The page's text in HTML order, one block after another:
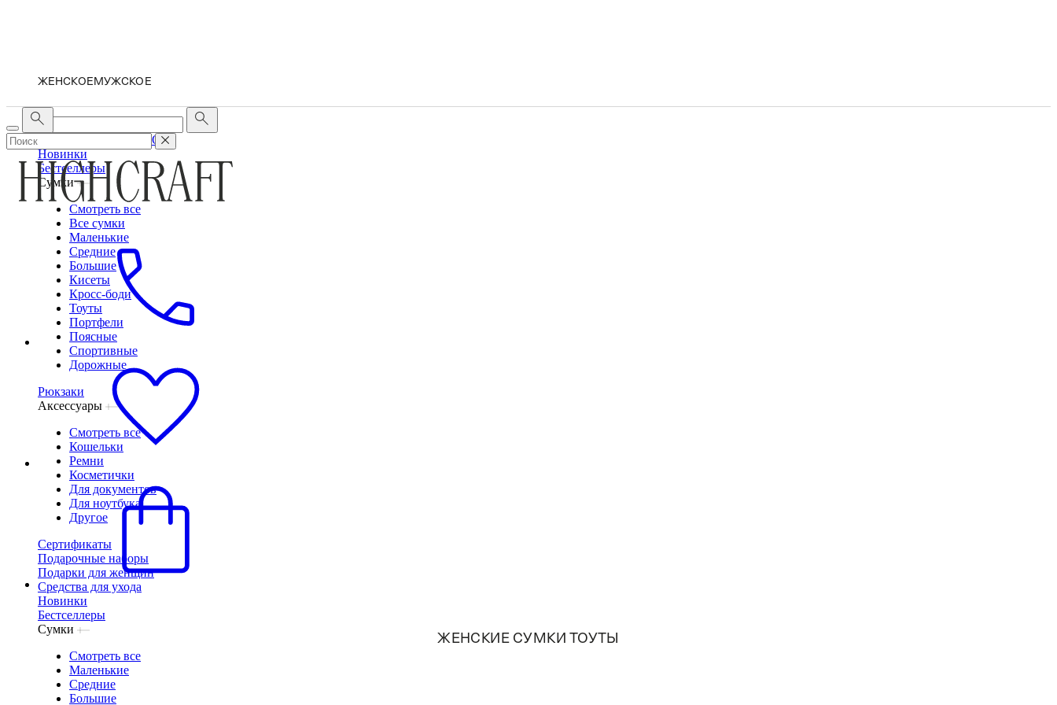
ЖЕНСКОЕ МУЖСКОЕ
МУЖСКОЕ
Новинки
Бестселлеры
Сумки
Смотреть все
Все сумки
Маленькие
Средние
Большие
Кисеты
Кросс-боди
Тоуты
Портфели
Поясные
Спортивные
Дорожные
Рюкзаки
Аксессуары
Смотреть все
Кошельки
Ремни
Косметички
Для документов
Для ноутбука
Другое
Сертификаты
Подарочные наборы
Подарки для женщин
Средства для ухода
Новинки
Бестселлеры
Сумки
Смотреть все
Маленькие
Средние
Большие
ЖЕНСКИЕ СУМКИ ТОУТЫ